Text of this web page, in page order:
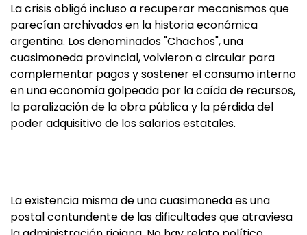
La crisis obligó incluso a recuperar mecanismos que
parecían archivados en la historia económica
argentina. Los denominados "Chachos", una
cuasimoneda provincial, volvieron a circular para
complementar pagos y sostener el consumo interno
en una economía golpeada por la caída de recursos,
la paralización de la obra pública y la pérdida del
poder adquisitivo de los salarios estatales.
La existencia misma de una cuasimoneda es una
postal contundente de las dificultades que atraviesa